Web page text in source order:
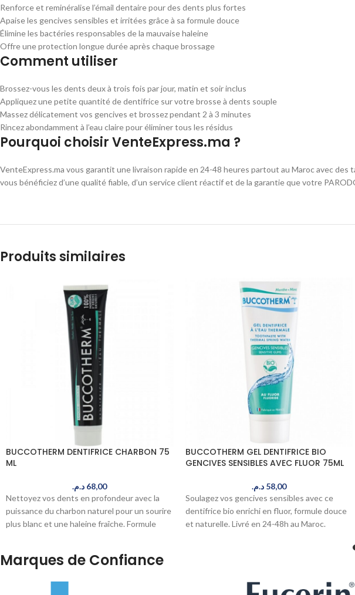
Renforce et reminéralise l’émail dentaire pour des dents plus fortes
Apaise les gencives sensibles et irritées grâce à sa formule douce
Élimine les bactéries responsables de la mauvaise haleine
Offre une protection longue durée après chaque brossage
Comment utiliser
Brossez-vous les dents deux à trois fois par jour, matin et soir inclus
Appliquez une petite quantité de dentifrice sur votre brosse à dents souple
Massez délicatement vos gencives et brossez pendant 2 à 3 minutes
Rincez abondamment à l’eau claire pour éliminer tous les résidus
Pourquoi choisir VenteExpress.ma ?
VenteExpress.ma vous garantit une livraison rapide en 24-48 heures partout au Maroc avec
vous bénéficiez d’une qualité fiable, d’un service client réactif et de la garantie que votre
Produits similaires
BUCCOTHERM DENTIFRICE CHARBON 75
ML
68,00 د.م.
Nettoyez vos dents en profondeur avec la
puissance du charbon naturel pour un sourire
plus blanc et une haleine fraîche. Formule
BUCCOTHERM GEL DENTIFRICE BIO
GENCIVES SENSIBLES AVEC FLUOR 75ML
58,00 د.م.
Soulagez vos gencives sensibles avec ce
dentifrice bio enrichi en fluor, formule douce
et naturelle. Livré en 24-48h au Maroc.
Marques de Confiance